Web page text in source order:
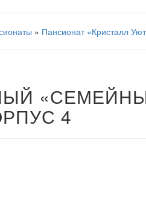
» Пансионат «Кристалл
4